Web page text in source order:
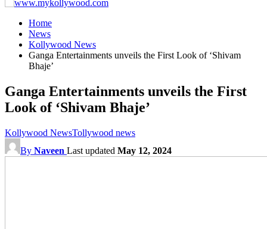
Home
News
Kollywood News
Ganga Entertainments unveils the First Look of ‘Shivam
Bhaje’
Ganga Entertainments unveils the First
Look of ‘Shivam Bhaje’
Kollywood NewsTollywood news
By Naveen Last updated May 12, 2024